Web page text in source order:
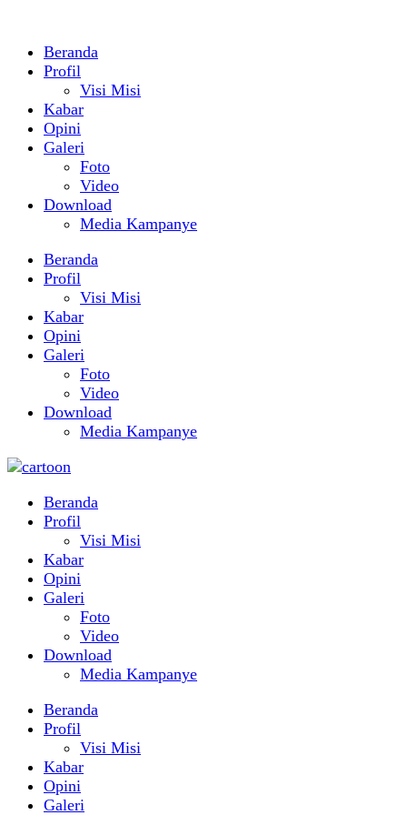
Beranda
Profil
Visi Misi
Kabar
Opini
Galeri
Foto
Video
Download
Media Kampanye
Beranda
Profil
Visi Misi
Kabar
Opini
Galeri
Foto
Video
Download
Media Kampanye
Beranda
Profil
Visi Misi
Kabar
Opini
Galeri
Foto
Video
Download
Media Kampanye
Beranda
Profil
Visi Misi
Kabar
Opini
Galeri